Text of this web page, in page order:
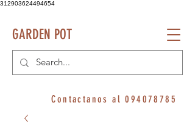
312903624494654
GARDEN POT
Contactanos al094078785